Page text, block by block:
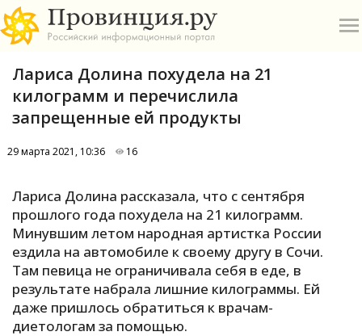
А
Б
В
П
Лариса Долина похудела на 21
килограмм и перечислила
запрещенные ей продукты
29 марта 2021, 10:36 16
Лариса Долина рассказала, что с сентября
прошлого года похудела на 21 килограмм.
Минувшим летом народная артистка России
ездила на автомобиле к своему другу в Сочи.
Там певица не ограничивала себя в еде, в
результате набрала лишние килограммы. Ей
даже пришлось обратиться к врачам-
диетологам за помощью.